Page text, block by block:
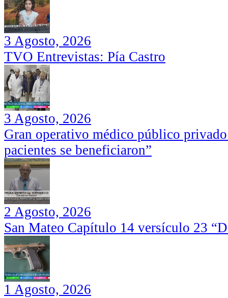
3 Agosto, 2026
TVO Entrevistas: Pía Castro
3 Agosto, 2026
Gran operativo médico público
pacientes se beneficiaron”
2 Agosto, 2026
San Mateo Capítulo 14 versículo 23
1 Agosto, 2026